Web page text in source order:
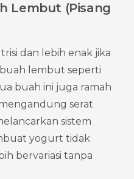
Lembut (Pisang
dan lebih enak jika
lembut seperti
buah ini juga ramah
serat
sistem
yogurt tidak
bervariasi tanpa